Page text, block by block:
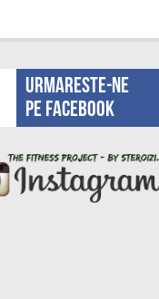
Urmareste-ne
pe facebook